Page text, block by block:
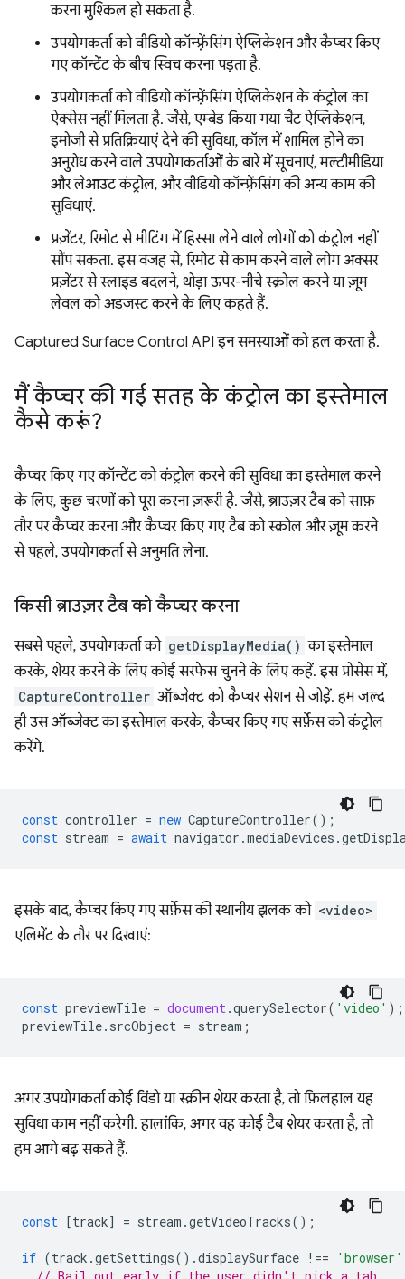
करना मुश्किल हो सकता है.
उपयोगकर्ता को वीडियो कॉन्फ़्रेंसिंग ऐप्लिकेशन और कैप्चर किए
गए कॉन्टेंट के बीच स्विच करना पड़ता है.
उपयोगकर्ता को वीडियो कॉन्फ़्रेंसिंग ऐप्लिकेशन के कंट्रोल का
ऐक्सेस नहीं मिलता है. जैसे, एम्बेड किया गया चैट ऐप्लिकेशन,
इमोजी से प्रतिक्रियाएं देने की सुविधा, कॉल में शामिल होने का
अनुरोध करने वाले उपयोगकर्ताओं के बारे में सूचनाएं, मल्टीमीडिया
और लेआउट कंट्रोल, और वीडियो कॉन्फ़्रेंसिंग की अन्य काम की
सुविधाएं.
प्रज़ेंटर, रिमोट से मीटिंग में हिस्सा लेने वाले लोगों को कंट्रोल नहीं
सौंप सकता. इस वजह से, रिमोट से काम करने वाले लोग अक्सर
प्रज़ेंटर से स्लाइड बदलने, थोड़ा ऊपर-नीचे स्क्रोल करने या ज़ूम
लेवल को अडजस्ट करने के लिए कहते हैं.
Captured Surface Control API इन समस्याओं को हल करता है.
मैं कैप्चर की गई सतह के कंट्रोल का इस्तेमाल
कैसे करूं?
कैप्चर किए गए कॉन्टेंट को कंट्रोल करने की सुविधा का इस्तेमाल करने
के लिए, कुछ चरणों को पूरा करना ज़रूरी है. जैसे, ब्राउज़र टैब को साफ़
तौर पर कैप्चर करना और कैप्चर किए गए टैब को स्क्रोल और ज़ूम करने
से पहले, उपयोगकर्ता से अनुमति लेना.
किसी ब्राउज़र टैब को कैप्चर करना
सबसे पहले, उपयोगकर्ता को getDisplayMedia() का इस्तेमाल
करके, शेयर करने के लिए कोई सरफेस चुनने के लिए कहें. इस प्रोसेस में,
CaptureController ऑब्जेक्ट को कैप्चर सेशन से जोड़ें. हम जल्द
ही उस ऑब्जेक्ट का इस्तेमाल करके, कैप्चर किए गए सर्फ़ेस को कंट्रोल
करेंगे.
const controller = new CaptureController();
const stream = await navigator .mediaDevices .
इसके बाद, कैप्चर किए गए सर्फ़ेस की स्थानीय झलक को <video>
एलिमेंट के तौर पर दिखाएं:
const previewTile = document.querySelector( 'video' );
previewTile. srcObject = stream ;
अगर उपयोगकर्ता कोई विंडो या स्क्रीन शेयर करता है, तो फ़िलहाल यह
सुविधा काम नहीं करेगी. हालांकि, अगर वह कोई टैब शेयर करता है, तो
हम आगे बढ़ सकते हैं.
const [track] = stream .getVideoTracks();
if (track .getSettings().displaySurface !== 'browser'